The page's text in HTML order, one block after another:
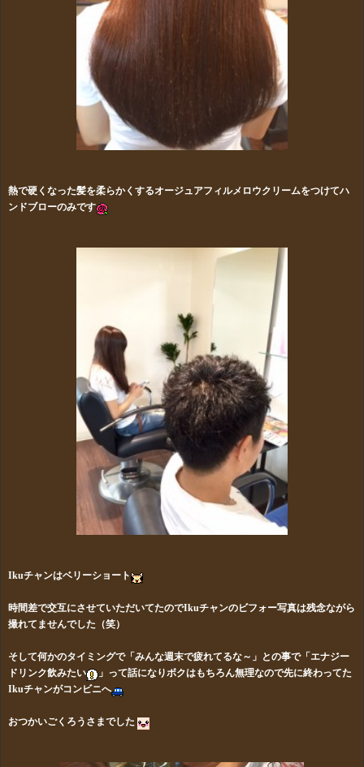
熱で硬くなった髪を柔らかくするオージュアフィルメロウクリームをつけてハ
ンドブローのみです
Ikuチャンはベリーショート
時間差で交互にさせていただいてたのでIkuチャンのビフォー写真は残念ながら
撮れてませんでした（笑）
そして何かのタイミングで「みんな週末で疲れてるな～」との事で「エナジー
ドリンク飲みたい
」って話になりボクはもちろん無理なので先に終わってた
Ikuチャンがコンビニへ
おつかいごくろうさまでした